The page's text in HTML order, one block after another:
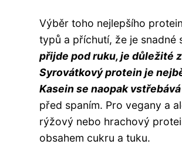
Výběr toho nejlepšího
typů a příchutí, že je snadné
přijde pod ruku, je důležité
Syrovátkový protein je
Kasein se naopak
před spaním. Pro vegany a
rýžový nebo hrachový
obsahem cukru a tuku.